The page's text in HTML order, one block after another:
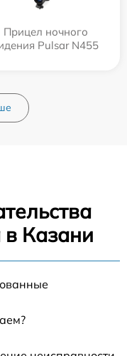
Прицел ночного
Pulsar N455
в Казани